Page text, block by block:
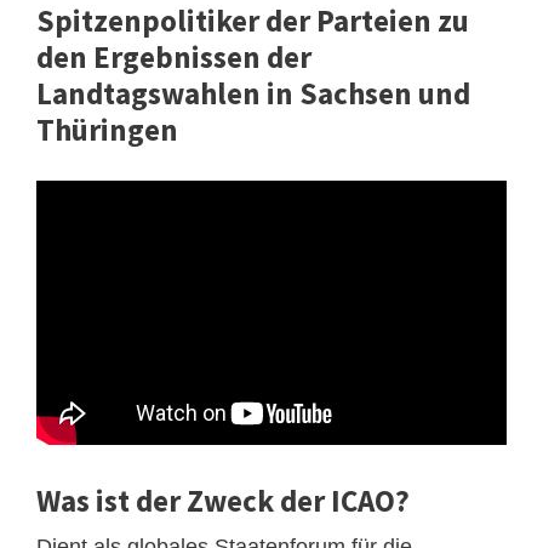
Spitzenpolitiker der Parteien zu
den Ergebnissen der
Landtagswahlen in Sachsen und
Thüringen
Was ist der Zweck der ICAO?